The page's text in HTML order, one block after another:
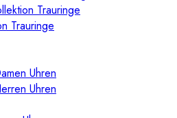
Trauringe
Trauringe
Uhren
Uhren